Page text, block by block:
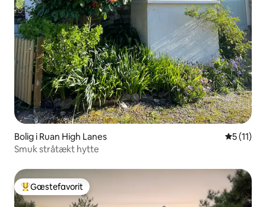
Bolig i Ruan High Lanes 5 ud af 5
5 (11)
Smuk stråtækt hytte
Bedste gæstefavorit
Gæstefavorit